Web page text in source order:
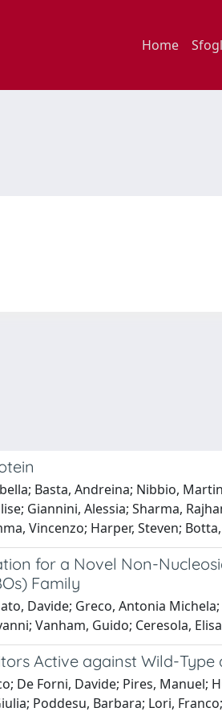
Home
Basta, Andreina; Nibbio,
Giannini, Alessia; Sharma,
Vincenzo; Harper, Steven;
for a Novel Non-
Family
Davide; Greco, Antonia
Vanham, Guido; Ceresola,
Active against Wild-Type
De Forni, Davide; Pires, Manuel;
Poddesu, Barbara; Lori,